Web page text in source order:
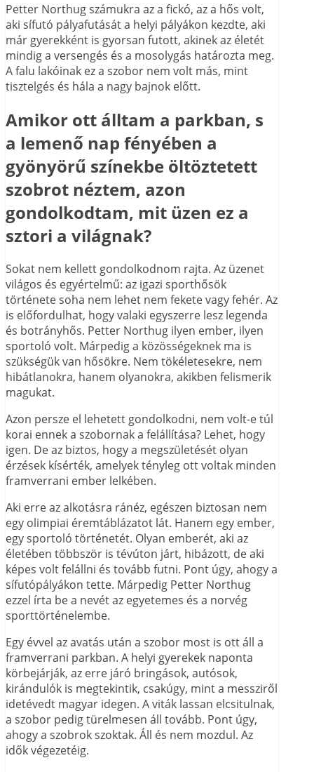
Petter Northug számukra az a fickó, az a hős volt,
aki sífutó pályafutását a helyi pályákon kezdte, aki
már gyerekként is gyorsan futott, akinek az életét
mindig a versengés és a mosolygás határozta meg.
A falu lakóinak ez a szobor nem volt más, mint
tisztelgés és hála a nagy bajnok előtt.
Amikor ott álltam a parkban, s
a lemenő nap fényében a
gyönyörű színekbe öltöztetett
szobrot néztem, azon
gondolkodtam, mit üzen ez a
sztori a világnak?
Sokat nem kellett gondolkodnom rajta. Az üzenet
világos és egyértelmű: az igazi sporthősök
története soha nem lehet nem fekete vagy fehér. Az
is előfordulhat, hogy valaki egyszerre lesz legenda
és botrányhős. Petter Northug ilyen ember, ilyen
sportoló volt. Márpedig a közösségeknek ma is
szükségük van hősökre. Nem tökéletesekre, nem
hibátlanokra, hanem olyanokra, akikben felismerik
magukat.
Azon persze el lehetett gondolkodni, nem volt-e túl
korai ennek a szobornak a felállítása? Lehet, hogy
igen. De az biztos, hogy a megszületését olyan
érzések kísérték, amelyek tényleg ott voltak minden
framverrani ember lelkében.
Aki erre az alkotásra ránéz, egészen biztosan nem
egy olimpiai éremtáblázatot lát. Hanem egy ember,
egy sportoló történetét. Olyan emberét, aki az
életében többször is tévúton járt, hibázott, de aki
képes volt felállni és tovább futni. Pont úgy, ahogy a
sífutópályákon tette. Márpedig Petter Northug
ezzel írta be a nevét az egyetemes és a norvég
sporttörténelembe.
Egy évvel az avatás után a szobor most is ott áll a
framverrani parkban. A helyi gyerekek naponta
körbejárják, az erre járó bringások, autósok,
kirándulók is megtekintik, csakúgy, mint a messziről
idetévedt magyar idegen. A viták lassan elcsitulnak,
a szobor pedig türelmesen áll tovább. Pont úgy,
ahogy a szobrok szoktak. Áll és nem mozdul. Az
idők végezetéig.